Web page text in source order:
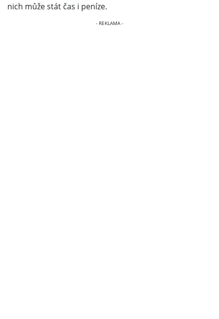
nich může stát čas i peníze.